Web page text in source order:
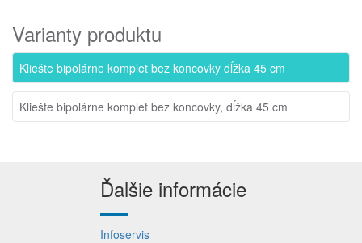
Varianty produktu
Kliešte bipolárne komplet bez koncovky dĺžka 45 cm
Kliešte bipolárne komplet bez koncovky, dĺžka 45 cm
Ďalšie informácie
Infoservis